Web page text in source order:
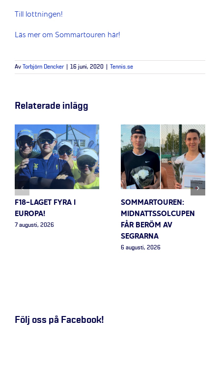
Till lottningen!
Läs mer om Sommartouren här!
Av Torbjörn Dencker 16 juni, 2020 Tennis.se
Relaterade inlägg
F18-LAGET FYRA I
EUROPA!
7 augusti, 2026
SOMMARTOUREN:
MIDNATTSSOLCUPEN
FÅR BERÖM AV
SEGRARNA
6 augusti, 2026
Följ oss på Facebook!